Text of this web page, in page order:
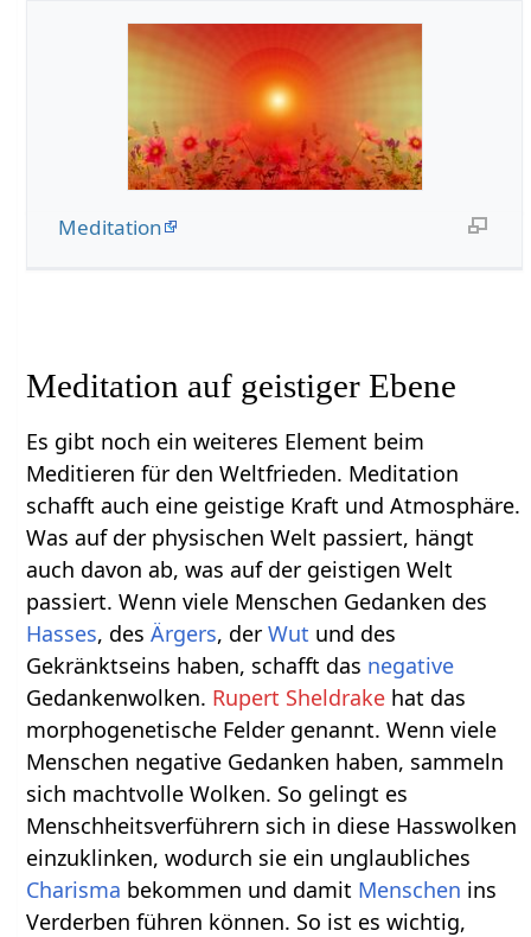
Meditation
Meditation auf geistiger Ebene
Es gibt noch ein weiteres Element beim
Meditieren für den Weltfrieden. Meditation
schafft auch eine geistige Kraft und Atmosphäre.
Was auf der physischen Welt passiert, hängt
auch davon ab, was auf der geistigen Welt
passiert. Wenn viele Menschen Gedanken des
Hasses, desÄrgers, derWut und des
Gekränktseins haben, schafft das negative
Gedankenwolken. Rupert Sheldrake hat das
morphogenetische Felder genannt. Wenn viele
Menschen negative Gedanken haben, sammeln
sich machtvolle Wolken. So gelingt es
Menschheitsverführern sich in diese Hasswolken
einzuklinken, wodurch sie ein unglaubliches
Charisma bekommen und damit Menschen ins
Verderben führen können. So ist es wichtig,